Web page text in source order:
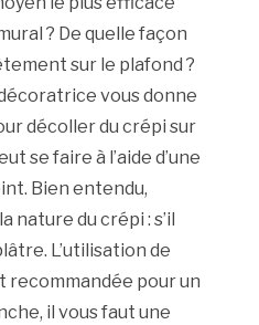
? De quelle façon
sur le plafond ?
vous donne
décoller du crépi sur
se faire à l’aide d’une
Bien entendu,
nature du crépi : s’il
L’utilisation de
recommandée pour un
il vous faut une